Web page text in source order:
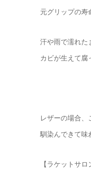
元グリップの寿
汗や雨で濡れた
カビが生えて腐
レザーの場合、
馴染んできて味
【ラケットサロ